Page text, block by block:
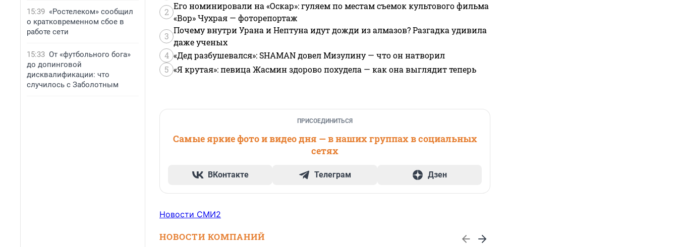
15:39 «Ростелеком» сообщил
о кратковременном сбое в
работе сети
15:33 От «футбольного бога»
до допинговой
дисквалификации: что
случилось с Заболотным
2
Его номинировали на «Оскар»: гуляем по местам съемок культового фильма
«Вор» Чухрая — фоторепортаж
3
Почему внутри Урана и Нептуна идут дожди из алмазов? Разгадка удивила
даже ученых
4 «Дед разбушевался»: SHAMAN довел Мизулину — что он натворил
5 «Я крутая»: певица Жасмин здорово похудела — как она выглядит теперь
ПРИСОЕДИНИТЬСЯ
Самые яркие фото и видео дня — в наших группах в социальных
сетях
ВКонтакте Телеграм Дзен
Новости СМИ2
НОВОСТИ КОМПАНИЙ